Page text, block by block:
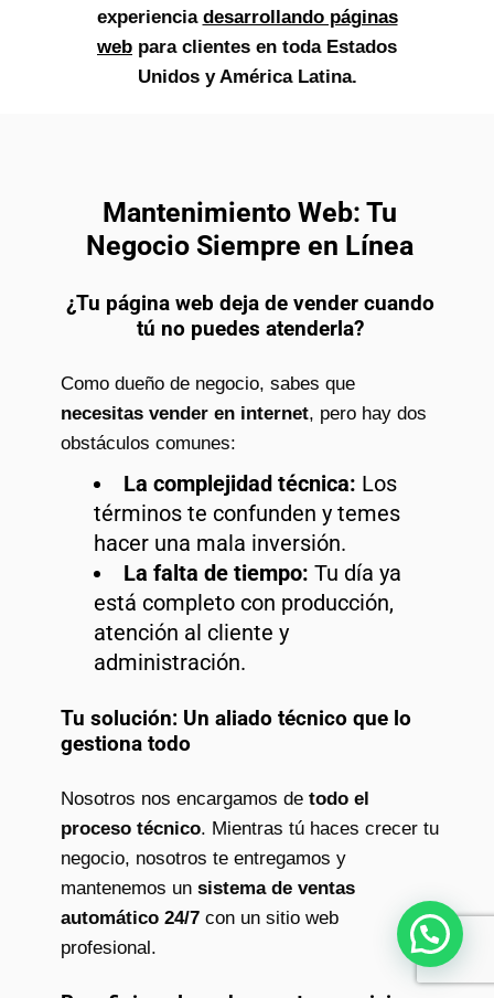
experiencia desarrollando páginas
web para clientes en toda Estados
Unidos y América Latina.
Mantenimiento Web: Tu
Negocio Siempre en Línea
¿Tu página web deja de vender cuando
tú no puedes atenderla?
Como dueño de negocio, sabes que
necesitas vender en internet, pero hay dos
obstáculos comunes:
La complejidad técnica: Los
términos te confunden y temes
hacer una mala inversión.
La falta de tiempo: Tu día ya
está completo con producción,
atención al cliente y
administración.
Tu solución: Un aliado técnico que lo
gestiona todo
Nosotros nos encargamos de todo el
proceso técnico. Mientras tú haces crecer tu
negocio, nosotros te entregamos y
mantenemos un sistema de ventas
automático 24/7 con un sitio web
profesional.